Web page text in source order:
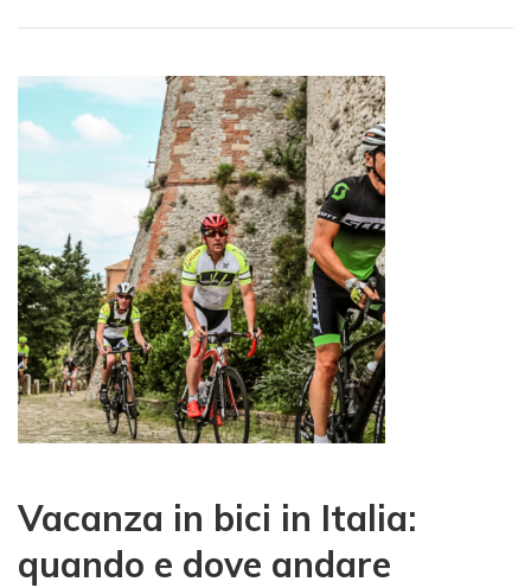
Vacanza in bici in Italia:
quando e dove andare